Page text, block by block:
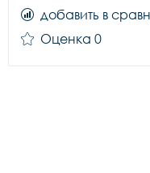
добавить в
Оценка 0